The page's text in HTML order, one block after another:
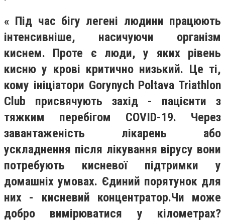
« Під час бігу легені людини працюють
інтенсивніше, насичуючи організм
киснем. Проте є люди, у яких рівень
кисню у крові критично низький. Це ті,
кому ініціатори Gorynych Poltava Triathlon
Club присвячують захід - пацієнти з
тяжким перебігом COVID-19. Через
завантаженість лікарень або
ускладнення після лікування вірусу вони
потребують кисневої підтримки у
домашніх умовах. Єдиний порятунок для
них - кисневий концентратор.Чи може
добро вимірюватися у кілометрах?